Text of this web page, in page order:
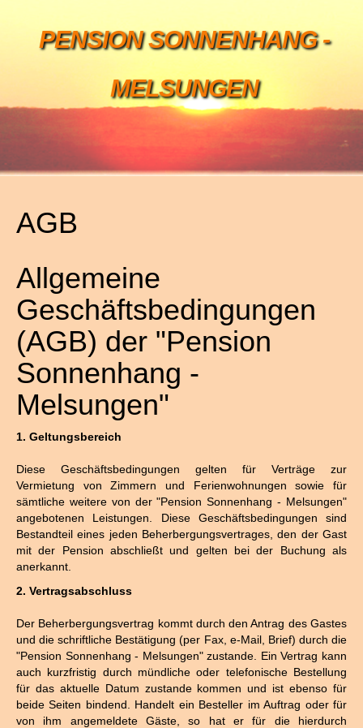
PENSION SONNENHANG -
MELSUNGEN
AGB
Allgemeine
Geschäftsbedingungen
(AGB) der "Pension
Sonnenhang -
Melsungen"
1. Geltungsbereich
Diese Geschäftsbedingungen gelten für Verträge zur
Vermietung von Zimmern und Ferienwohnungen sowie für
sämtliche weitere von der "Pension Sonnenhang - Melsungen"
angebotenen Leistungen. Diese Geschäftsbedingungen sind
Bestandteil eines jeden Beherbergungsvertrages, den der Gast
mit der Pension abschließt und gelten bei der Buchung als
anerkannt.
2. Vertragsabschluss
Der Beherbergungsvertrag kommt durch den Antrag des Gastes
und die schriftliche Bestätigung (per Fax, e-Mail, Brief) durch die
"Pension Sonnenhang - Melsungen" zustande. Ein Vertrag kann
auch kurzfristig durch mündliche oder telefonische Bestellung
für das aktuelle Datum zustande kommen und ist ebenso für
beide Seiten bindend. Handelt ein Besteller im Auftrag oder für
von ihm angemeldete Gäste, so hat er für die hierdurch